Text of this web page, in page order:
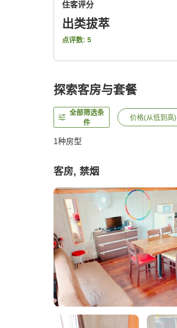
住客评分
出类拔萃
点评数: 5
探索客房与套餐
全部筛选条
件
价格(从低到高)
1种房型
客房, 禁烟